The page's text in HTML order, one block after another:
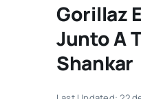
Gorillaz
Junto A
Shankar